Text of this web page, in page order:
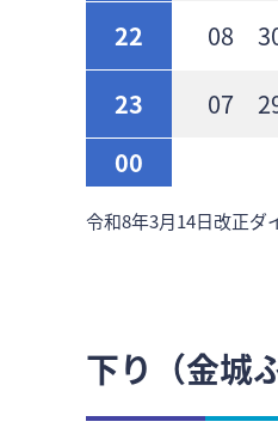
22
08
23
07
00
令和8年3月14日改正ダ
下り（金城